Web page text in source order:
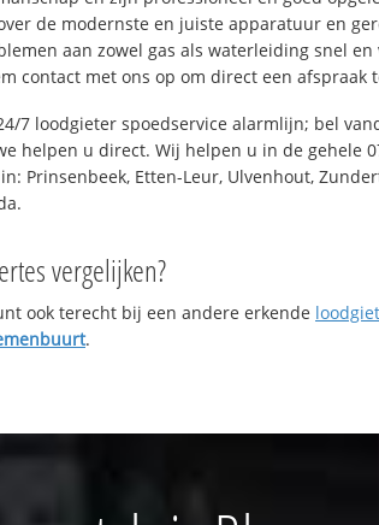
de modernste en juiste apparatuur en
aan zowel gas als waterleiding snel en
contact met ons op om direct een afspraak
7 loodgieter spoedservice alarmlijn; bel
helpen u direct. Wij helpen u in de gehele
Prinsenbeek, Etten-Leur, Ulvenhout,
vergelijken?
ook terecht bij een andere erkende
.